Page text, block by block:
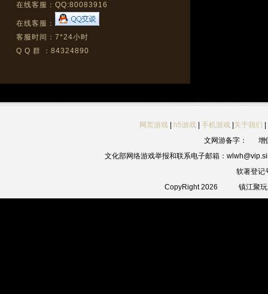
在线客服： QQ:80083916
在线客服：
客服时间：7*24小时
Q Q 群 ：84324890
网页游戏| h5游戏| 手机游戏| 关于我们
文网游备字：
增
文化部网络游戏举报和联系电子邮箱：
软著登记
CopyRight 2026
镇江聚